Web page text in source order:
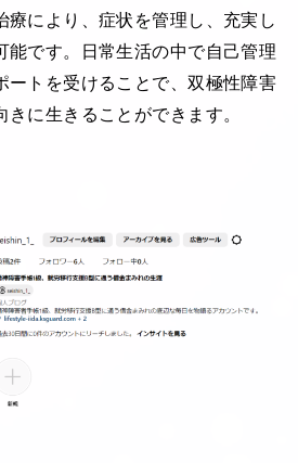
療により、症状を管理し、充実し
能です。日常生活の中で自己管理
ートを受けることで、双極性障害
に生きることができます。